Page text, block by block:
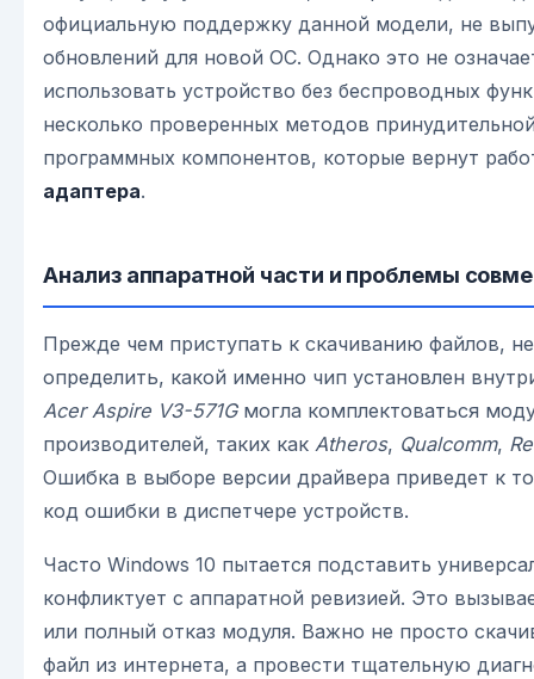
официальную поддержку данной модели, не
обновлений для новой ОС. Однако это не
использовать устройство без беспроводных
несколько проверенных методов
программных компонентов, которые вернут
адаптера.
Анализ аппаратной части и проблемы
Прежде чем приступать к скачиванию файлов,
определить, какой именно чип установлен
Acer Aspire V3-571Gмогла комплектоваться
производителей, таких как Atheros, Qualcomm,
Ошибка в выборе версии драйвера приведет к
код ошибки в диспетчере устройств.
Часто Windows 10 пытается подставить
конфликтует с аппаратной ревизией. Это
или полный отказ модуля. Важно не просто
файл из интернета, а провести тщательную